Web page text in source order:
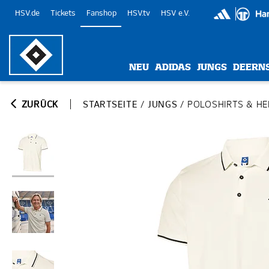
HSV.de Tickets Fanshop HSV.tv HSV e.V.
NEU ADIDAS JUNGS
ZURÜCK STARTSEITE / JUNGS / POLOSHIRTS &